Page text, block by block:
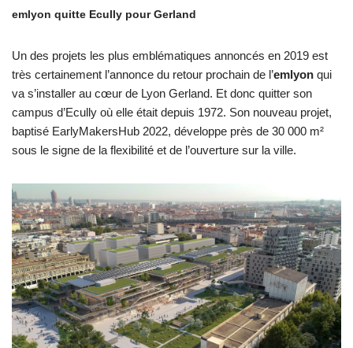
emlyon quitte Ecully pour Gerland
Un des projets les plus emblématiques annoncés en 2019 est
très certainement l’annonce du retour prochain de l’emlyon qui
va s’installer au cœur de Lyon Gerland. Et donc quitter son
campus d’Ecully où elle était depuis 1972. Son nouveau projet,
baptisé EarlyMakersHub 2022, développe près de 30 000 m²
sous le signe de la flexibilité et de l’ouverture sur la ville.